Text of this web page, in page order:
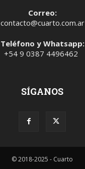
Correo:
contacto@cuarto.com.ar
Teléfono y Whatsapp:
+54 9 0387 4496462
SÍGANOS
© 2018-2025 - Cuarto